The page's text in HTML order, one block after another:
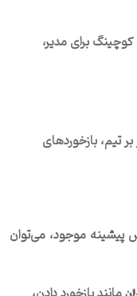
برای مدیر،
بر تیم، بازخوردهای
پیشینه موجود، می‌توان